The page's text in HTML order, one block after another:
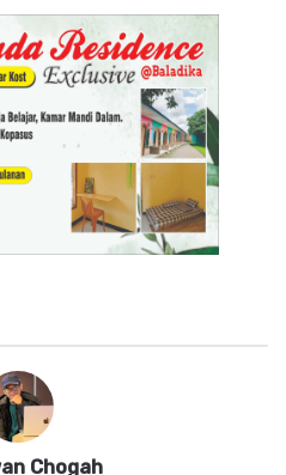
Chogah